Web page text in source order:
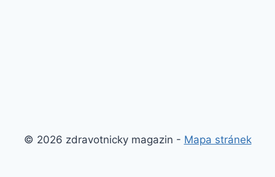
© 2026 zdravotnicky magazin - Mapa stránek